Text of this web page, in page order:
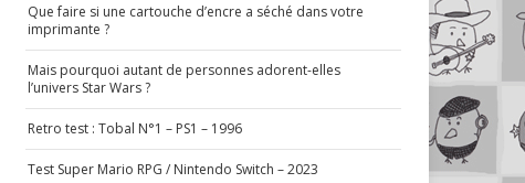
Que faire si une cartouche d’encre a séché dans votre
imprimante ?
Mais pourquoi autant de personnes adorent-elles
l’univers Star Wars ?
Retro test : Tobal N°1 – PS1 – 1996
Test Super Mario RPG / Nintendo Switch – 2023